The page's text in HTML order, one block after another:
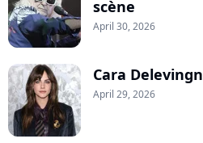
scène
April 30, 2026
Cara
April 29, 2026